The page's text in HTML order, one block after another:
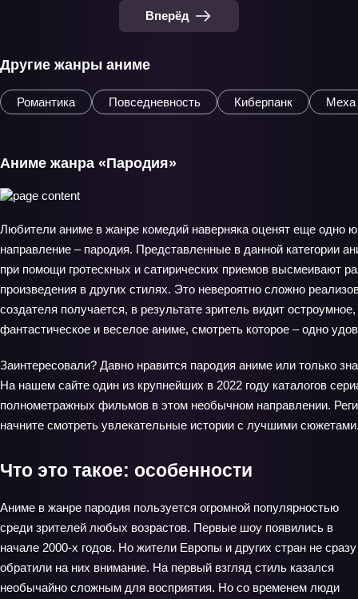
Вперёд
Другие жанры аниме
Романтика Повседневность Киберпанк Меха
Аниме жанра «Пародия»
Любители аниме в жанре комедий наверняка оценят еще одно
направление – пародия. Представленные в данной категории
при помощи гротескных и сатирических приемов высмеивают
произведения в других стилях. Это невероятно сложно
создателя получается, в результате зритель видит
фантастическое и веселое аниме, смотреть которое – одно
Заинтересовали? Давно нравится пародия аниме или только
На нашем сайте один из крупнейших в 2022 году каталогов
полнометражных фильмов в этом необычном направлении.
начните смотреть увлекательные истории с лучшими
Что это такое: особенности
Аниме в жанре пародия пользуется огромной популярностью
среди зрителей любых возрастов. Первые шоу появились в
начале 2000-х годов. Но жители Европы и других стран не сразу
обратили на них внимание. На первый взгляд стиль казался
необычайно сложным для восприятия. Но со временем люди